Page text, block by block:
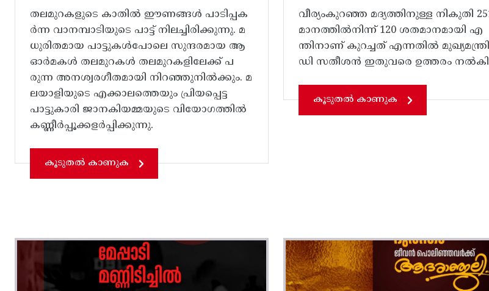
തലമുറകളുടെ കാതിൽ ഇ‍ൗണങ്ങൾ പാടിപ്പക
ർന്ന വാനമ്പാടിയുടെ പാട്ട്‌ നിലച്ചിരിക്കുന്നു. മ
ധുരിതമായ പാട്ടുകൾപോലെ സുന്ദരമായ ആ
ഓർമകൾ തലമുറകൾ തലമുറകളിലേക്ക്‌ പ
രുന്ന അനശ്വരഗീതമായി നിറഞ്ഞുനിൽക്കും. മ
ലയാളിയുടെ എക്കാലത്തെയും പ്രിയപ്പെട്ട
പാട്ടുകാരി ജാനകിയമ്മയുടെ വിയോഗത്തിൽ
കണ്ണീർപ്പൂക്കളർപ്പിക്കുന്നു.
കൂടുതൽ കാണുക
വീര്യംകുറഞ്ഞ മദ്യത്തിനുള്ള നികുതി
മാനത്തിൽനിന്ന് 120 ശതമാനമായി എ
ന്തിനാണ് കുറച്ചത് എന്നതിൽ മുഖ്യമന്ത്രി
ഡി സതീശൻ ഇതുവരെ ഉത്തരം
കൂടുതൽ കാണുക